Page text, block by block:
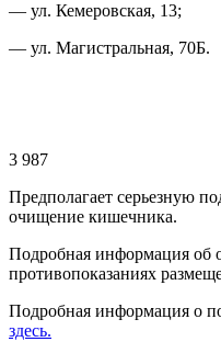
— ул. Кемеровская, 13;
— ул. Магистральная, 70Б.
3 987
Предполагает серьезную
очищение кишечника.
Подробная информация об
противопоказаниях
Подробная информация о
здесь.